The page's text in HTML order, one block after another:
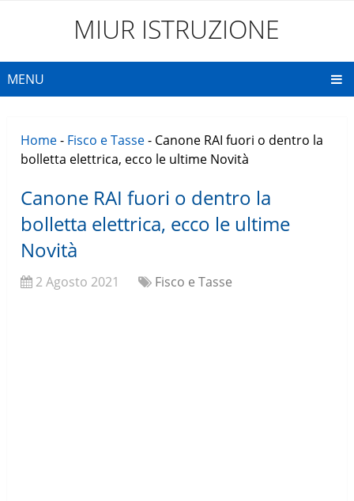
MIUR ISTRUZIONE
MENU
Home- Fisco e Tasse- Canone RAI fuori o dentro la
bolletta elettrica, ecco le ultime Novità
Canone RAI fuori o dentro la
bolletta elettrica, ecco le ultime
Novità
2 Agosto 2021 Fisco e Tasse